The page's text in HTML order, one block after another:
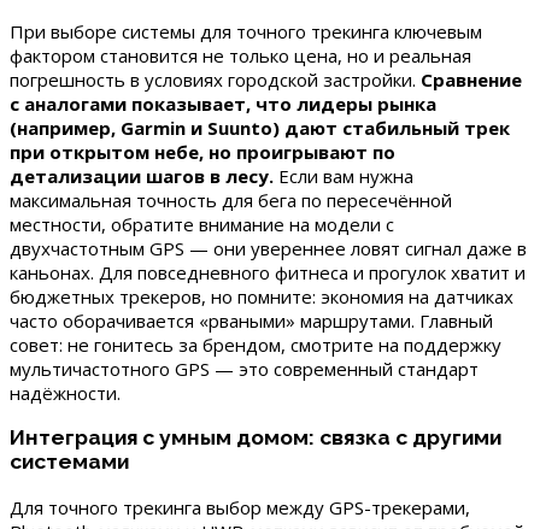
При выборе системы для точного трекинга ключевым
фактором становится не только цена, но и реальная
погрешность в условиях городской застройки. Сравнение
с аналогами показывает, что лидеры рынка
(например, Garmin и Suunto) дают стабильный трек
при открытом небе, но проигрывают по
детализации шагов в лесу. Если вам нужна
максимальная точность для бега по пересечённой
местности, обратите внимание на модели с
двухчастотным GPS — они увереннее ловят сигнал даже в
каньонах. Для повседневного фитнеса и прогулок хватит и
бюджетных трекеров, но помните: экономия на датчиках
часто оборачивается «рваными» маршрутами. Главный
совет: не гонитесь за брендом, смотрите на поддержку
мультичастотного GPS — это современный стандарт
надёжности.
Интеграция с умным домом: связка с другими
системами
Для точного трекинга выбор между GPS-трекерами,